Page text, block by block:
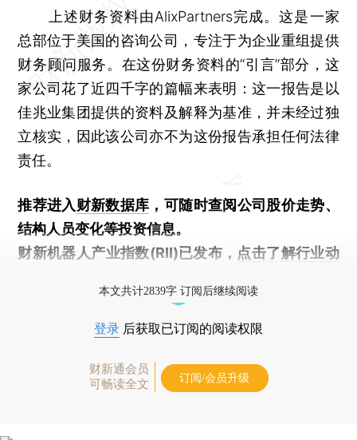
上述财务资料由AlixPartners完成。这是一家
总部位于美国的咨询公司，专注于为企业重组提供
财务顾问服务。在这份财务资料的“引言”部分，这
家公司花了近四千字的篇幅来表明：这一报告是以
佳兆业集团提供的资料及解释为基准，并未经过独
立核实，因此该公司亦不为这份报告承担任何法律
责任。
推荐进入财新数据库 ，可随时查阅公司股价走势、
结构人员变化等投资信息。
财新机器人产业指数(RII)已发布， 点击了解行业动
本文共计2839字 订阅后继续阅读
登录 后获取已订阅的阅读权限
财新通会员
可畅读全文
订阅/会员升级